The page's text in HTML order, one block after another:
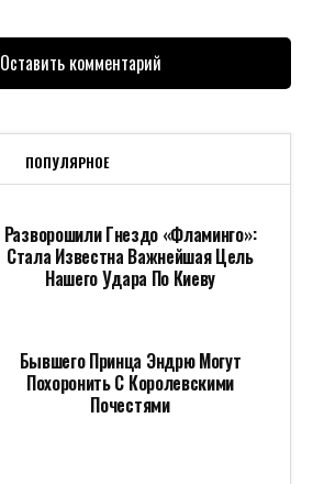
Оставить комментарий
ПОПУЛЯРНОЕ
Разворошили Гнездо «Фламинго»:
Стала Известна Важнейшая Цель
Нашего Удара По Киеву
Бывшего Принца Эндрю Могут
Похоронить С Королевскими
Почестями